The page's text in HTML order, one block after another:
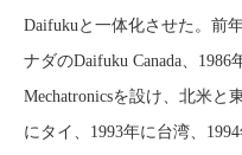
Daifukuと一体化させた。前
ナダのDaifuku Canada、
Mechatronicsを設け、北米と
にタイ、1993年に台湾、